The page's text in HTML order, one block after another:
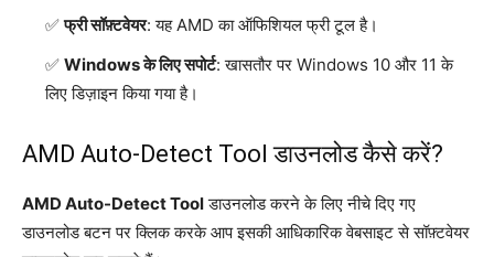
फ्री सॉफ़्टवेयर: यह AMD का ऑफिशियल फ्री टूल है।
Windows के लिए सपोर्ट: खासतौर पर Windows 10 और 11 के
लिए डिज़ाइन किया गया है।
AMD Auto-Detect Tool डाउनलोड कैसे करें?
AMD Auto-Detect Toolडाउनलोड करने के लिए नीचे दिए गए
डाउनलोड बटन पर क्लिक करके आप इसकी आधिकारिक वेबसाइट से सॉफ़्टवेयर